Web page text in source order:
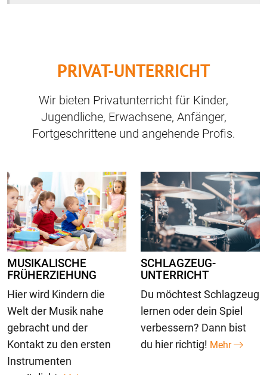
PRIVAT-UNTERRICHT
Wir bieten Privatunterricht für Kinder,
Jugendliche, Erwachsene, Anfänger,
Fortgeschrittene und angehende Profis.
MUSIKALISCHE
FRÜHERZIEHUNG
Hier wird Kindern die
Welt der Musik nahe
gebracht und der
Kontakt zu den ersten
Instrumenten
SCHLAGZEUG-
UNTERRICHT
Du möchtest Schlagzeug
lernen oder dein Spiel
verbessern? Dann bist
du hier richtig! Mehr